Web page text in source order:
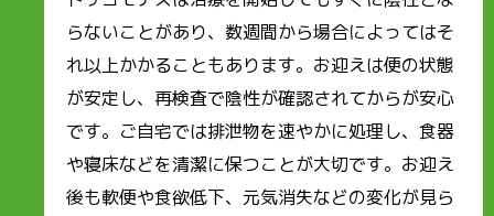
らないことがあり、数週間から場合によってはそ
れ以上かかることもあります。お迎えは便の状態
が安定し、再検査で陰性が確認されてからが安心
です。ご自宅では排泄物を速やかに処理し、食器
や寝床などを清潔に保つことが大切です。お迎え
後も軟便や食欲低下、元気消失などの変化が見ら